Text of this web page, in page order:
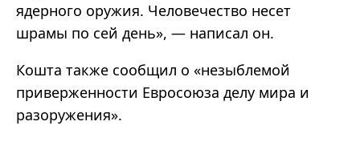
ядерного оружия. Человечество несет
шрамы по сей день», — написал он.
Кошта также сообщил о «незыблемой
приверженности Евросоюза делу мира и
разоружения».